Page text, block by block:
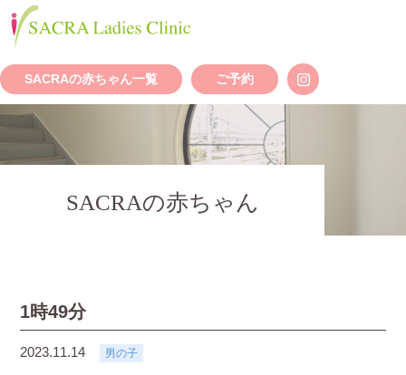
SACRAの赤ちゃん一覧 ご予約
SACRAの赤ちゃん
1時49分
2023.11.14 男の子